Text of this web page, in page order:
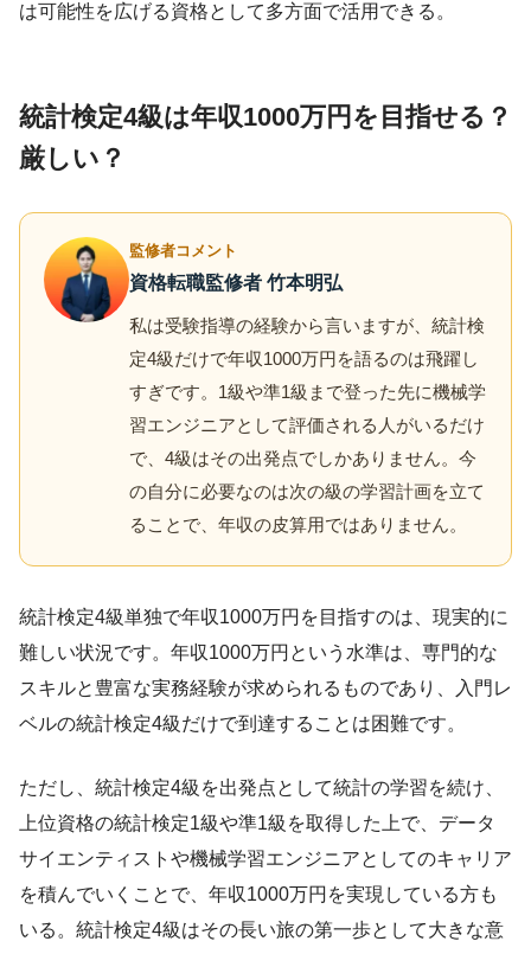
は可能性を広げる資格として多方面で活用できる。
統計検定4級は年収1000万円を目指せる？
厳しい？
監修者コメント
資格転職監修者 竹本明弘
私は受験指導の経験から言いますが、統計検
定4級だけで年収1000万円を語るのは飛躍し
すぎです。1級や準1級まで登った先に機械学
習エンジニアとして評価される人がいるだけ
で、4級はその出発点でしかありません。今
の自分に必要なのは次の級の学習計画を立て
ることで、年収の皮算用ではありません。
統計検定4級単独で年収1000万円を目指すのは、現実的に
難しい状況です。年収1000万円という水準は、専門的な
スキルと豊富な実務経験が求められるものであり、入門レ
ベルの統計検定4級だけで到達することは困難です。
ただし、統計検定4級を出発点として統計の学習を続け、
上位資格の統計検定1級や準1級を取得した上で、データ
サイエンティストや機械学習エンジニアとしてのキャリア
を積んでいくことで、年収1000万円を実現している方も
いる。統計検定4級はその長い旅の第一歩として大きな意